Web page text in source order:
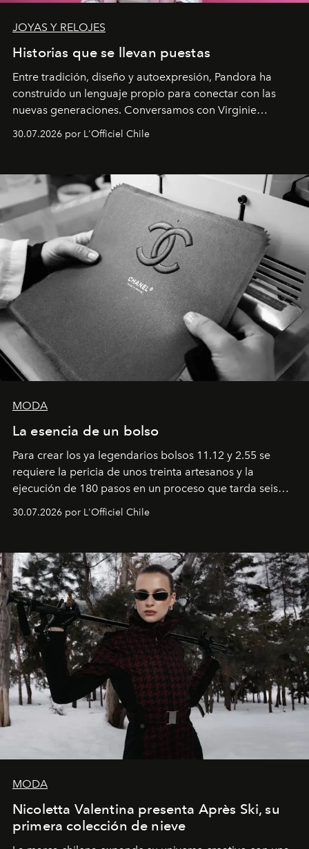
JOYAS Y RELOJES
Historias que se llevan puestas
Entre tradición, diseño y autoexpresión, Pandora ha
construido un lenguaje propio para conectar con las
nuevas generaciones. Conversamos con Virginie
Dubray, la responsable de marketing para
Latinoamérica, sobre identidad, cultura y el valor
30.07.2026 por L'Officiel Chile
MODA
La esencia de un bolso
Para crear los ya legendarios bolsos 11.12 y 2.55 se
requiere la pericia de unos treinta artesanos y la
ejecución de 180 pasos en un proceso que tarda seis
semanas. Los expertos ponen en práctica una técnica
que se enseña solamente en la escuela de formación de
30.07.2026 por L'Officiel Chile
MODA
Nicoletta Valentina presenta Après Ski, su
primera colección de nieve